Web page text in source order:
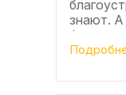
знают. А
фанеры
ажурные